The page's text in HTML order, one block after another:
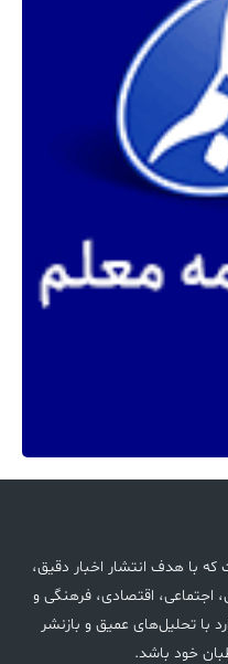
با هدف انتشار اخبار دقیق،
اقتصادی، فرهنگی و
با تحلیل‌های عمیق و بازنشر
خود باشد.